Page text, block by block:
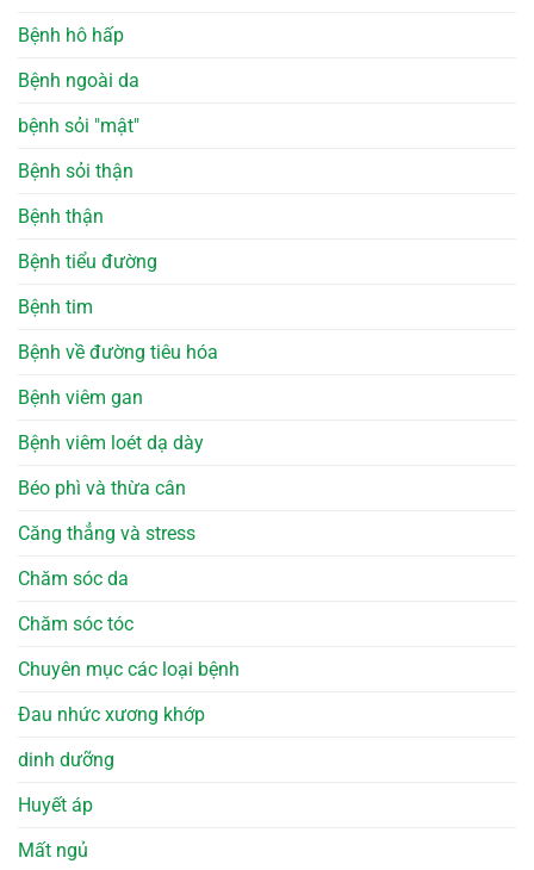
Bệnh hô hấp
Bệnh ngoài da
bệnh sỏi "mật"
Bệnh sỏi thận
Bệnh thận
Bệnh tiểu đường
Bệnh tim
Bệnh về đường tiêu hóa
Bệnh viêm gan
Bệnh viêm loét dạ dày
Béo phì và thừa cân
Căng thẳng và stress
Chăm sóc da
Chăm sóc tóc
Chuyên mục các loại bệnh
Đau nhức xương khớp
dinh dưỡng
Huyết áp
Mất ngủ